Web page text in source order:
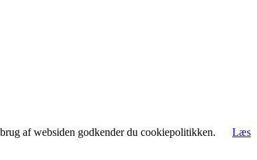
af websiden godkender du cookiepolitikken.
Læs